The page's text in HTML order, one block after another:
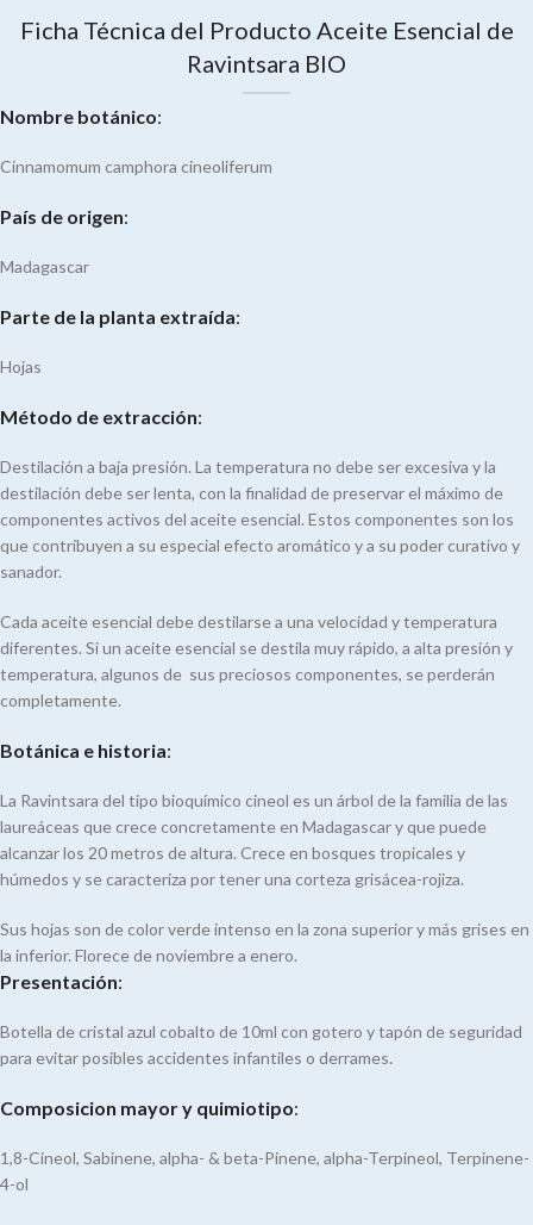
Ficha Técnica del Producto Aceite Esencial de
Ravintsara BIO
Nombre botánico:
Cinnamomum camphora cineoliferum
País de origen:
Madagascar
Parte de la planta extraída:
Hojas
Método de extracción:
Destilación a baja presión. La temperatura no debe ser excesiva y la
destilación debe ser lenta, con la finalidad de preservar el máximo de
componentes activos del aceite esencial. Estos componentes son los
que contribuyen a su especial efecto aromático y a su poder curativo y
sanador.
Cada aceite esencial debe destilarse a una velocidad y temperatura
diferentes. Si un aceite esencial se destila muy rápido, a alta presión y
temperatura, algunos de sus preciosos componentes, se perderán
completamente.
Botánica e historia:
La Ravintsara del tipo bioquímico cineol es un árbol de la familia de las
laureáceas que crece concretamente en Madagascar y que puede
alcanzar los 20 metros de altura. Crece en bosques tropicales y
húmedos y se caracteriza por tener una corteza grisácea-rojiza.
Sus hojas son de color verde intenso en la zona superior y más grises en
la inferior. Florece de noviembre a enero.
Presentación:
Botella de cristal azul cobalto de 10ml con gotero y tapón de seguridad
para evitar posibles accidentes infantiles o derrames.
Composicion mayor y quimiotipo:
1,8-Cineol, Sabinene, alpha- & beta-Pinene, alpha-Terpineol, Terpinene-
4-ol